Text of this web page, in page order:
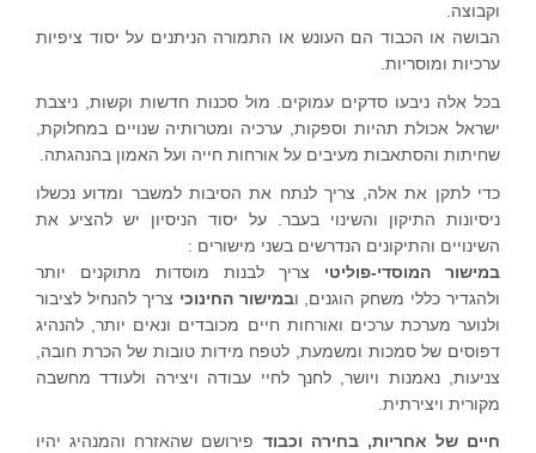
וקבוצה.
הבושה או הכבוד הם העונש או התמורה הניתנים על יסוד ציפיות
ערכיות ומוסריות.
בכל אלה ניבעו סדקים עמוקים. מול סכנות חדשות וקשות, ניצבת
ישראל אכולת תהיות וספקות, ערכיה ומטרותיה שנויים במחלוקת,
שחיתות והסתאבות מעיבים על אורחות חייה ועל האמון בהנהגתה.
כדי לתקן את אלה, צריך לנתח את הסיבות למשבר ומדוע נכשלו
ניסיונות התיקון והשינוי בעבר. על יסוד הניסיון יש להציע את
השינויים והתיקונים הנדרשים בשני מישורים :
במישור המוסדי-פוליטי צריך לבנות מוסדות מתוקנים יותר
ולהגדיר כללי משחק הוגנים, ובמישור החינוכי צריך להנחיל לציבור
ולנוער מערכת ערכים ואורחות חיים מכובדים ונאים יותר, להנהיג
דפוסים של סמכות ומשמעת, לטפח מידות טובות של הכרת חובה,
צניעות, נאמנות ויושר, לחנך לחיי עבודה ויצירה ולעודד מחשבה
מקורית ויצירתית.
חיים של אחריות, בחירה וכבוד פירושם שהאזרח והמנהיג יהיו